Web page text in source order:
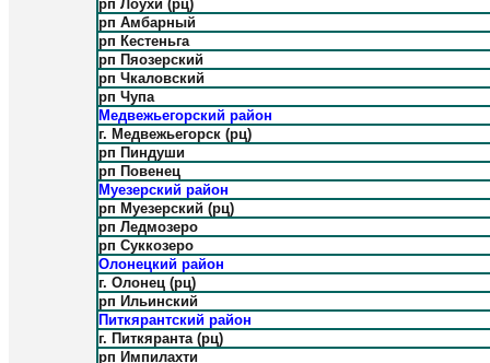
рп Лоухи (рц)
рп Амбарный
рп Кестеньга
рп Пяозерский
рп Чкаловский
рп Чупа
Медвежьегорский район
г. Медвежьегорск (рц)
рп Пиндуши
рп Повенец
Муезерский район
рп Муезерский (рц)
рп Ледмозеро
рп Суккозеро
Олонецкий район
г. Олонец (рц)
рп Ильинский
Питкярантский район
г. Питкяранта (рц)
рп Импилахти